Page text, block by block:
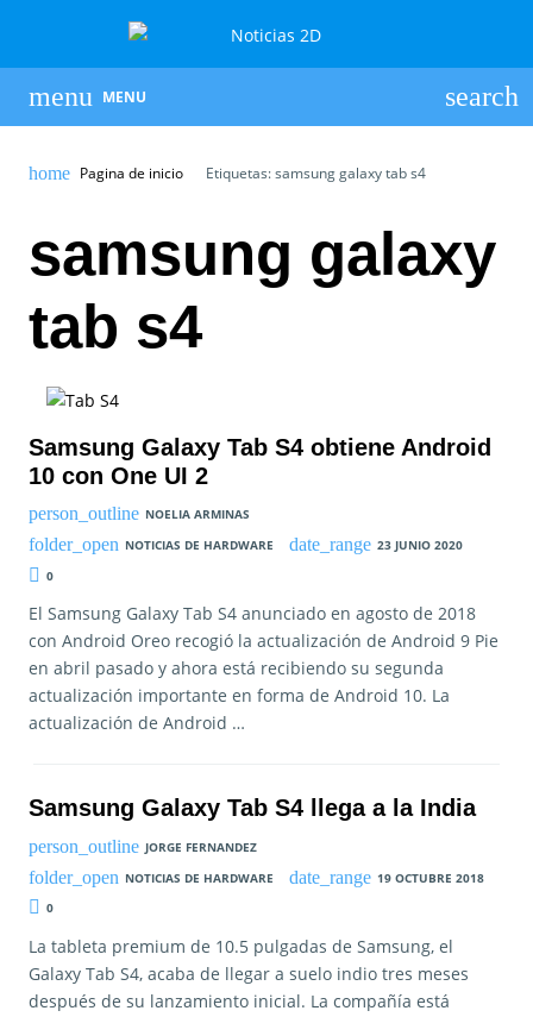
MENU
Pagina de inicio Etiquetas: samsung galaxy tab s4
samsung galaxy
tab s4
Samsung Galaxy Tab S4 obtiene Android
10 con One UI 2
NOELIA ARMINAS
NOTICIAS DE HARDWARE
23 JUNIO 2020
0
El Samsung Galaxy Tab S4 anunciado en agosto de 2018
con Android Oreo recogió la actualización de Android 9 Pie
en abril pasado y ahora está recibiendo su segunda
actualización importante en forma de Android 10. La
actualización de Android …
Samsung Galaxy Tab S4 llega a la India
JORGE FERNANDEZ
NOTICIAS DE HARDWARE
19 OCTUBRE 2018
0
La tableta premium de 10.5 pulgadas de Samsung, el
Galaxy Tab S4, acaba de llegar a suelo indio tres meses
después de su lanzamiento inicial. La compañía está